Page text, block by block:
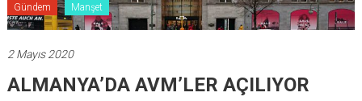
Gündem Manşet
2 Mayıs 2020
ALMANYA’DA AVM’LER AÇILIYOR